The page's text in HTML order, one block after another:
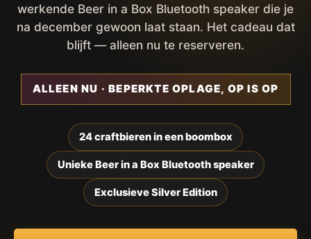
werkende Beer in a Box Bluetooth speaker die je
na december gewoon laat staan. Het cadeau dat
blijft — alleen nu te reserveren.
ALLEEN NU · BEPERKTE OPLAGE, OP IS OP
24 craftbieren in een boombox
Unieke Beer in a Box Bluetooth speaker
Exclusieve Silver Edition